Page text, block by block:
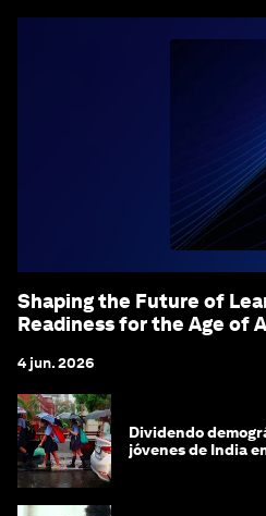
Shaping the Future of
Readiness for the Age of
4 jun. 2026
Dividendo
jóvenes de India